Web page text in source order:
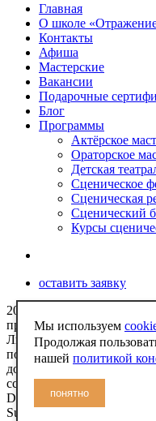
Главная
О школе
Контакты
Афиша
Мастерские
Вакансии
Подарочные
Блог
Программы
Актёрское
Ораторское
Детская
Сценическое
Сценическая
Сценический
Курсы
оставить заявку
2009-2026 Школа
права защищены
Любое использование
подборки материалов
допускается лишь с
ссылкой на источник:
Design
Marina Isaeva
Support
Мы используем
Продолжая
нашей политикой
понятно